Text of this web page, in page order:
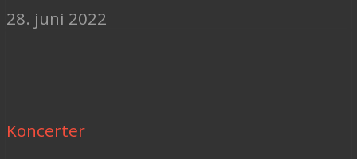
28. juni 2022
Koncerter